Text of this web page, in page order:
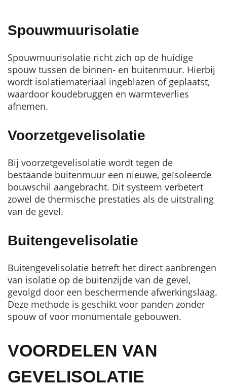
Spouwmuurisolatie
Spouwmuurisolatie richt zich op de huidige
spouw tussen de binnen- en buitenmuur. Hierbij
wordt isolatiemateriaal ingeblazen of geplaatst,
waardoor koudebruggen en warmteverlies
afnemen.
Voorzetgevelisolatie
Bij voorzetgevelisolatie wordt tegen de
bestaande buitenmuur een nieuwe, geïsoleerde
bouwschil aangebracht. Dit systeem verbetert
zowel de thermische prestaties als de uitstraling
van de gevel.
Buitengevelisolatie
Buitengevelisolatie betreft het direct aanbrengen
van isolatie op de buitenzijde van de gevel,
gevolgd door een beschermende afwerkingslaag.
Deze methode is geschikt voor panden zonder
spouw of voor monumentale gebouwen.
VOORDELEN VAN
GEVELISOLATIE